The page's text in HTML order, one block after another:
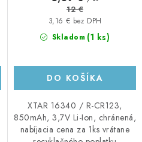
Skladom (1 ks)
3,16 € bez DPH
12 €
DO KOŠÍKA
XTAR 16340 / R-CR123,
850mAh, 3,7V Li-Ion, chránená,
nabíjacia cena za 1ks vrátane